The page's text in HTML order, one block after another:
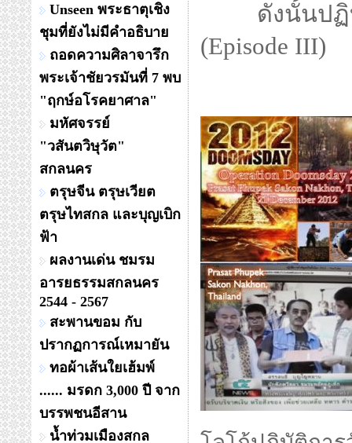
Unseen พระธาตุเชิง
ชุมที่ยังไม่มีคำอธิบาย
ถอดความศิลาจารึก
พระเจ้าชัยวรมันที่ 7 พบ
"ฤกษ์อโรคยาศาล"
มหัศจรรย์
"วสันตวิษุวัต"
สกลนคร
ตรุษจีน ตรุษเวียต
ตรุษไทสกล และบุญเบิก
ฟ้า
ผลงานเด่น ชมรม
อารยธรรมสกลนคร
2544 - 2567
สะพานขอม กับ
ปรากฏการณ์เหมายัน
ทอผ้าเส้นใยเฮ้มพ์
...... มรดก 3,000 ปี จาก
บรรพชนอีสาน
น้ำท่วมเมืองสกล
ดังนั้นปฏิบัติ
(Episode III)